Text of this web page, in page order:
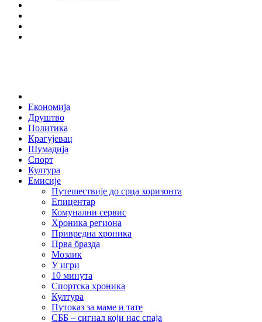
Економија
Друштво
Политика
Крагујевац
Шумадија
Спорт
Култура
Емисије
Путешествије до срца хоризонта
Епицентар
Комунални сервис
Хроника региона
Привредна хроника
Прва бразда
Мозаик
У игри
10 минута
Спортска хроника
Култура
Путоказ за маме и тате
СББ – сигнал који нас спаја